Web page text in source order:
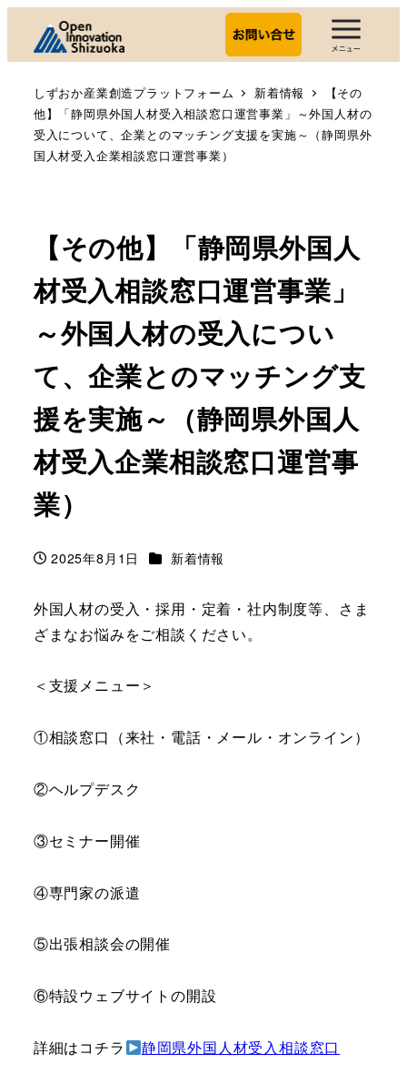
しずおか産業創造プラットフォーム 新着情報
【その
他】「静岡県外国人材受入相談窓口運営事業」～外国人材の
受入について、企業とのマッチング支援を実施～（静岡県外
国人材受入企業相談窓口運営事業）
【その他】「静岡県外国人
材受入相談窓口運営事業」
～外国人材の受入につい
て、企業とのマッチング支
援を実施～（静岡県外国人
材受入企業相談窓口運営事
業）
投稿日
2025年8月1日 カテゴリー
新着情報
外国人材の受入・採用・定着・社内制度等、さま
ざまなお悩みをご相談ください。
＜支援メニュー＞
①相談窓口（来社・電話・メール・オンライン）
②ヘルプデスク
③セミナー開催
④専門家の派遣
⑤出張相談会の開催
⑥特設ウェブサイトの開設
詳細はコチラ 静岡県外国人材受入相談窓口